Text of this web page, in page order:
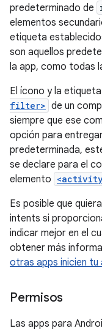
predeterminado de
elementos
etiqueta
son aquellos
la app, como todas
El ícono y la
filter> de un
siempre que ese
opción para
predeterminada,
se declare para el
elemento
Es posible que
intents si
indicar mejor en el
obtener más
otras apps inicien tu
Permisos
Las apps para